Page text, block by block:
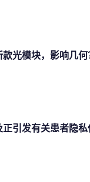
光模块，影响几何
引发有关患者隐